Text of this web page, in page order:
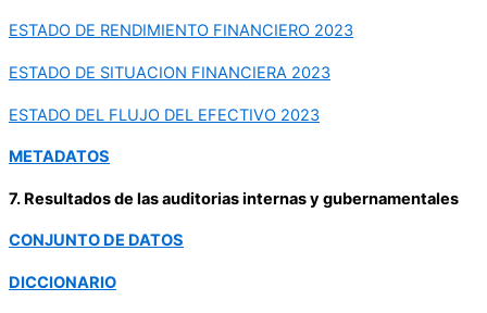
ESTADO DE RENDIMIENTO FINANCIERO 2023
ESTADO DE SITUACION FINANCIERA 2023
ESTADO DEL FLUJO DEL EFECTIVO 2023
METADATOS
7. Resultados de las auditorias internas y gubernamentales
CONJUNTO DE DATOS
DICCIONARIO